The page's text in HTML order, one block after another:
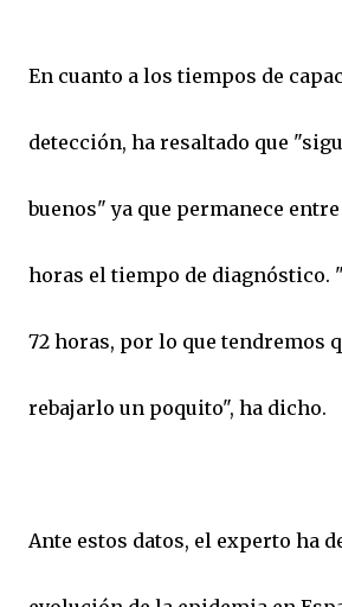
En cuanto a los tiempos de
detección, ha resaltado que
buenos" ya que permanece
horas el tiempo de diagnóstico.
72 horas, por lo que tendremos
rebajarlo un poquito", ha dicho.
Ante estos datos, el experto ha